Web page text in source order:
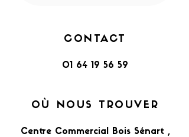
CONTACT
01 64 19 56 59
OÙ NOUS TROUVER
Centre Commercial Bois Sénart ,